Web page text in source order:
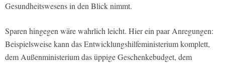
Gesundheitswesens in den Blick nimmt.
Sparen hingegen wäre wahrlich leicht. Hier ein paar Anregungen:
Beispielsweise kann das Entwicklungshilfeministerium komplett,
dem Außenministerium das üppige Geschenkebudget, dem